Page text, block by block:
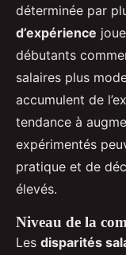
déterminée par
d’expérience
débutants
salaires plus
accumulent de
tendance à
expérimentés
pratique et de
élevés.
Niveau de la
Les disparités